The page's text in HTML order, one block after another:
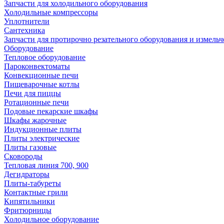
Запчасти для холодильного оборудования
Холодильные компрессоры
Уплотнители
Сантехника
Запчасти для протирочно резательного оборудования и
Оборудование
Тепловое оборудование
Пароконвектоматы
Конвекционные печи
Пищеварочные котлы
Печи для пиццы
Ротационные печи
Подовые пекарские шкафы
Шкафы жарочные
Индукционные плиты
Плиты электрические
Плиты газовые
Сковороды
Тепловая линия 700, 900
Дегидраторы
Плиты-табуреты
Контактные грили
Кипятильники
Фритюрницы
Холодильное оборудование